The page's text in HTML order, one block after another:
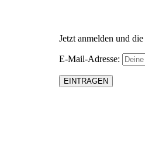
Jetzt anmelden und die
E-Mail-Adresse: